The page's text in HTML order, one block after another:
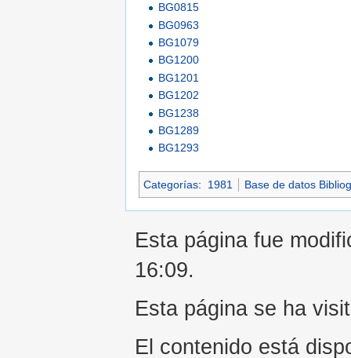
BG0815
BG0963
BG1079
BG1200
BG1201
BG1202
BG1238
BG1289
BG1293
Categorías: 1981 Base de datos
Esta página fue
16:09.
Esta página se ha
El contenido está